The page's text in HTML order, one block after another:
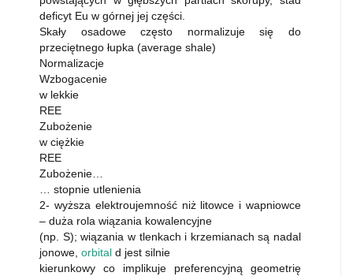
deficyt Eu w górnej jej części.
Skały osadowe często normalizuje się do
przeciętnego łupka (average shale)
Normalizacje
Wzbogacenie
w lekkie
REE
Zubożenie
w ciężkie
REE
Zubożenie…
… stopnie utlenienia
2- wyższa elektroujemność niż litowce i wapniowce
– duża rola wiązania kowalencyjne
(np. S); wiązania w tlenkach i krzemianach są nadal
jonowe, orbital d jest silnie
kierunkowy co implikuje preferencyjną geometrię